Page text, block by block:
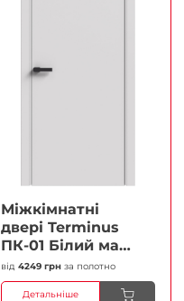
Міжкімнатні
двері Terminus
ПК-01 Білий мат
(Термінус) Глухі
Плівка
від 4249 грн за полотно
Детальніше